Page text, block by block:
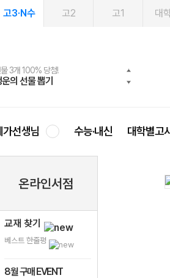
고3·N수 고2 고1 대
3개 100% 당첨!
의 선물 뽑기
100% 증정!
스터디 X 올리브
방학 스터디 캐시백
런 썸머스쿨
러셀 단과
공개선발
트러닝앱
문 EVENT
패스
무료 체험권
패스 수강생 무료혜택!
클럽 멤버십
공헌 캠페인
이룸 메가나눔
가선생님 수능·내신 대학별고
온라인서점
교재 찾기
베스트 한줄평
8월 구매 EVENT